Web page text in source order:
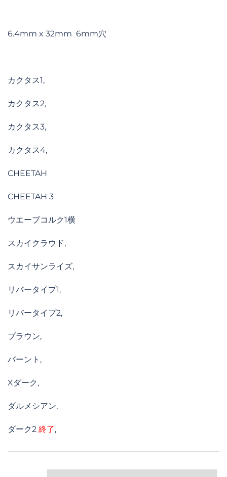
6.4mm x 32mm 6mm穴
カクタス1,
カクタス2,
カクタス3,
カクタス4,
CHEETAH
CHEETAH 3
ウエーブコルク1横
スカイクラウド,
スカイサンライズ,
リバータイプ1,
リバータイプ2,
ブラウン,
バーント,
Xダーク,
ダルメシアン,
ダーク2 終了,